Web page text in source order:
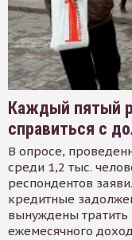
Каждый пятый
справиться с
В опросе,
среди 1,2 тыс.
респондентов
кредитные
вынуждены
ежемесячного доход